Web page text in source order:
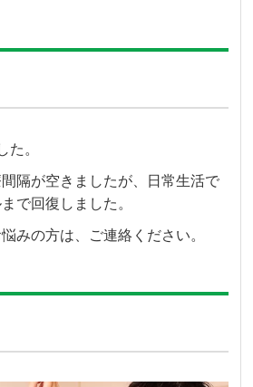
た。
隔が空きましたが、日常生活で
で回復しました。
みの方は、ご連絡ください。